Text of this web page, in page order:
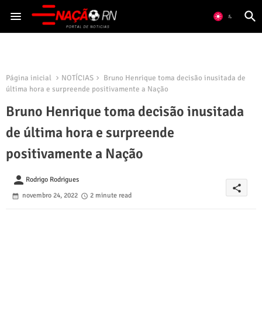
Página inicial NOTÍCIAS
Bruno Henrique toma decisão inusitada de
última hora e surpreende positivamente a Nação
Bruno Henrique toma decisão inusitada
de última hora e surpreende
positivamente a Nação
person Rodrigo Rodrigues
novembro 24, 2022
2 minute read
share